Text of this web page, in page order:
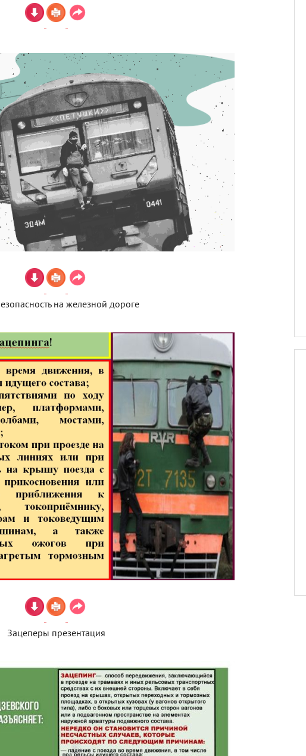
на железной дороге
Зацеперы презентация